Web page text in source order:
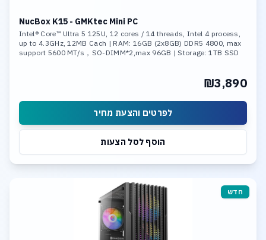
NucBox K15 - GMKtec Mini PC
Intel® Core™ Ultra 5 125U, 12 cores / 14 threads, Intel 4 process,
up to 4.3GHz, 12MB Cach | RAM: 16GB (2x8GB) DDR5 4800, max
support 5600 MT/s，SO-DIMM*2,max 96GB | Storage: 1TB SSD
₪3,890
לפרטים והצעת מחיר
הוסף לסל הצעות
חדש